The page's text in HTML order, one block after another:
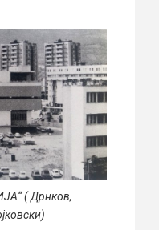
( Дрнков,